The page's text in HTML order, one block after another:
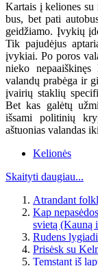
Kartais į keliones
bus, bet pati
geidžiamo. Įvykių
Tik pajudėjus
įvykiai. Po poros
nieko
valandų prabėga ir
įvairių staklių
Bet kas galėtų
išsami politinių
aštuonias valandas
Kelionės
Skaityti daugiau...
Atrandant
Kap
svietą (Kauną
Rudens
Prisėsk su
Temstant iš